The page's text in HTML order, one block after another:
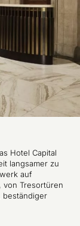
Hotel Capital
langsamer zu
auf
von Tresortüren
beständiger